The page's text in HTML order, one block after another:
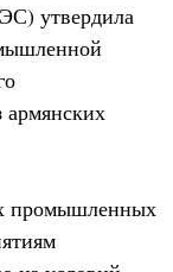
утвердила
армянских
промышленных